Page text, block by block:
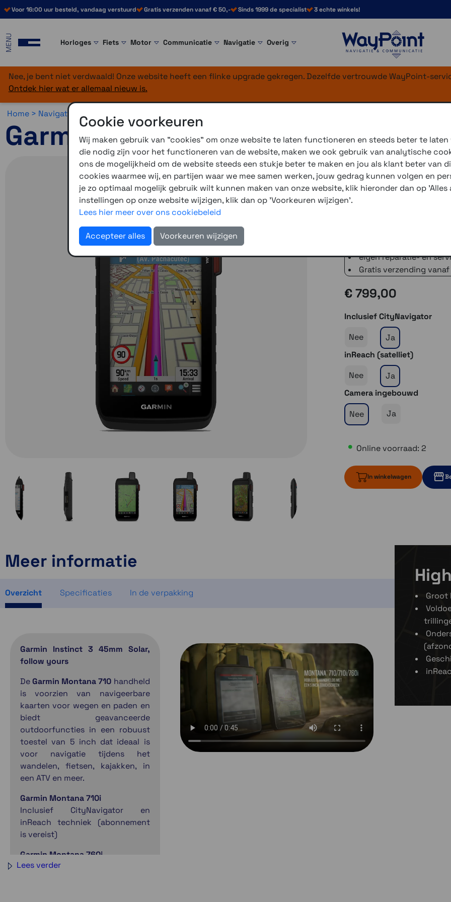
Voor 16:00 uur besteld, vandaag verstuurd Gratis verzenden vanaf € 50,- Sinds 1999 de specialist 3 echte winkels!
MENU Horloges Fiets Motor Communicatie Navigatie Overig
Nee, je bent niet verdwaald! Onze website heeft een flinke upgrade gekregen. Dezelfde vertrouwde WayPoint-
Ontdek hier wat er allemaal nieuw is.
Home > Navigatie >
Garmin Montana 710i
DeGarmin Montana 710-
voor wegen en paden en
van 5 inch dat ideaal is
ATV en meer.
eigen reparatie- en
Gratis verzending
€ 799,00
Inclusief CityNavigator
Nee
Ja
inReach (satelliet)
Nee
Ja
Camera ingebouwd
Nee
Ja
Online voorraad: 2
In winkelwagen
Meer informatie
Overzicht Specificaties In de verpakking
Garmin Instinct 3 45mm Solar,
follow yours
DeGarmin Montana 710 handheld
is voorzien van navigeerbare
kaarten voor wegen en paden en
biedt geavanceerde
outdoorfuncties in een robuust
toestel van 5 inch dat ideaal is
voor navigatie tijdens het
wandelen, fietsen, kajakken, in
een ATV en meer.
Garmin Montana 710i
Inclusief CityNavigator en
inReach techniek (abonnement
is vereist)
Garmin Montana 760i
Inclusief CityNavigator, inReach
Lees verder
Groot
Cookie voorkeuren
Wij maken gebruik van "cookies" om onze website te laten functioneren en steeds beter te
die nodig zijn voor het functioneren van de website, maken we ook gebruik van analytische
ons de mogelijkheid om de website steeds een stukje beter te maken en jou als klant beter van
cookies waarmee wij, en partijen waar we mee samen werken, jouw gedrag kunnen volgen en
je zo optimaal mogelijk gebruik wilt kunnen maken van onze website, klik hieronder dan op
instellingen op onze website wijzigen, klik dan op 'Voorkeuren wijzigen'.
Lees hier meer over ons cookiebeleid
Accepteer alles Voorkeuren wijzigen